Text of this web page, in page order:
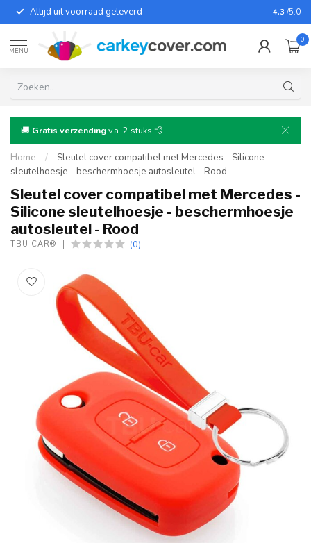
Altijd uit voorraad geleverd Voor
4.3 /5.0
MENU
0
🚚 Gratis verzendingv.a. 2 stuks 💨
Home /
Sleutel cover compatibel met Mercedes - Silicone
sleutelhoesje - beschermhoesje autosleutel - Rood
Sleutel cover compatibel met Mercedes -
Silicone sleutelhoesje - beschermhoesje
autosleutel - Rood
TBU CAR® (0)